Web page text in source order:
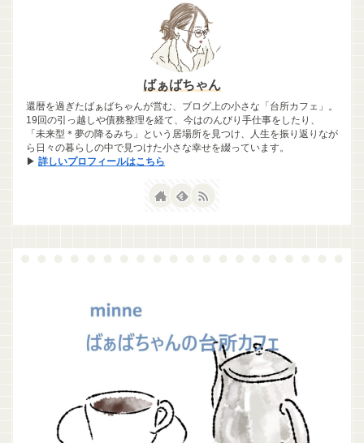
ばぁばちゃん
還暦を過ぎたばぁばちゃんが営む、ブログ上の小さな「台所カフェ」。
19回の引っ越しや債務整理を経て、今はのんびり手仕事をしたり、
「未来型＊夢の降るみち」という居場所を見つけ、人生を振り返りなが
ら日々の暮らしの中で見つけた小さな幸せを綴っています。
▶ 詳しいプロフィールはこちら